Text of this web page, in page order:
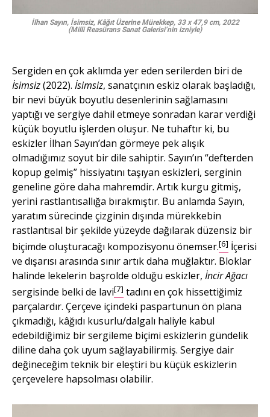
İlhan Sayın, İsimsiz, Kâğıt Üzerine Mürekkep, 33 x 47,9 cm, 2022
(Milli Reasürans Sanat Galerisi’nin izniyle)
Sergiden en çok aklımda yer eden serilerden biri de
İsimsiz(2022). İsimsiz, sanatçının eskiz olarak başladığı,
bir nevi büyük boyutlu desenlerinin sağlamasını
yaptığı ve sergiye dahil etmeye sonradan karar verdiği
küçük boyutlu işlerden oluşur. Ne tuhaftır ki, bu
eskizler İlhan Sayın’dan görmeye pek alışık
olmadığımız soyut bir dile sahiptir. Sayın’ın “defterden
kopup gelmiş” hissiyatını taşıyan eskizleri, serginin
geneline göre daha mahremdir. Artık kurgu gitmiş,
yerini rastlantısallığa bırakmıştır. Bu anlamda Sayın,
yaratım sürecinde çizginin dışında mürekkebin
rastlantısal bir şekilde yüzeyde dağılarak düzensiz bir
biçimde oluşturacağı kompozisyonu önemser.[6] İçerisi
ve dışarısı arasında sınır artık daha muğlaktır. Bloklar
halinde lekelerin başrolde olduğu eskizler, İncir Ağacı
sergisinde belki de lavi[7] tadını en çok hissettiğimiz
parçalardır. Çerçeve içindeki paspartunun ön plana
çıkmadığı, kâğıdı kusurlu/dalgalı haliyle kabul
edebildiğimiz bir sergileme biçimi eskizlerin gündelik
diline daha çok uyum sağlayabilirmiş. Sergiye dair
değineceğim teknik bir eleştiri bu küçük eskizlerin
çerçevelere hapsolması olabilir.